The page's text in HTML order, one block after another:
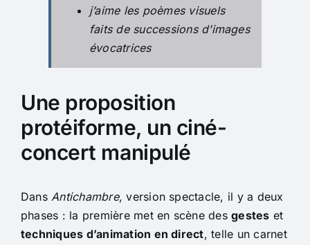
j’aime les poèmes visuels
faits de successions d’images
évocatrices
Une proposition
protéiforme, un ciné-
concert manipulé
DansAntichambre, version spectacle, il y a deux
phases : la première met en scène desgestes et
techniques d’animation en direct, telle un carnet